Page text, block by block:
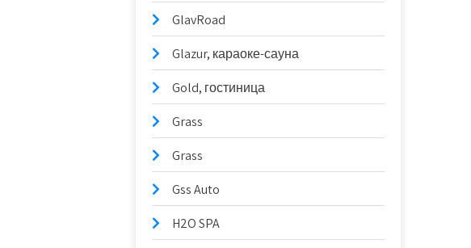
GlavRoad
Glazur, караоке-сауна
Gold, гостиница
Grass
Grass
Gss Auto
H2O SPA